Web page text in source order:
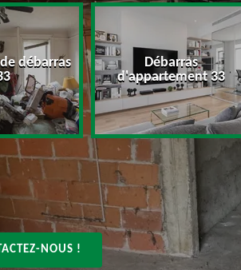
débarras
Débarras
d'appartement 33
NOUS !